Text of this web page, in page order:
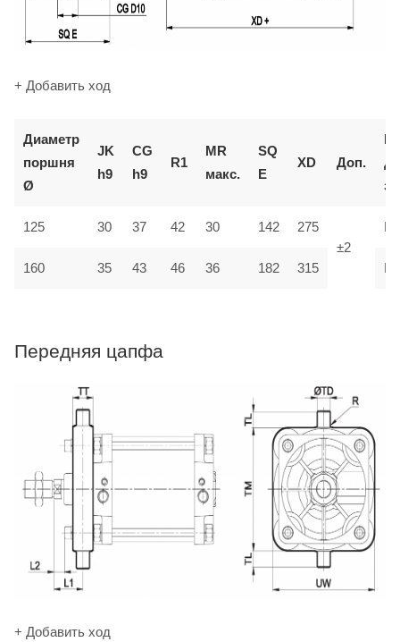
+ Добавить ход
Диаметр
поршня
Ø
JK
h9
CG
h9
R1
MR
макс.
SQ
E
XD Доп.
125 30 37 42 30 142
275
±2
160 35 43 46 36 182 315
Передняя цапфа
+ Добавить ход